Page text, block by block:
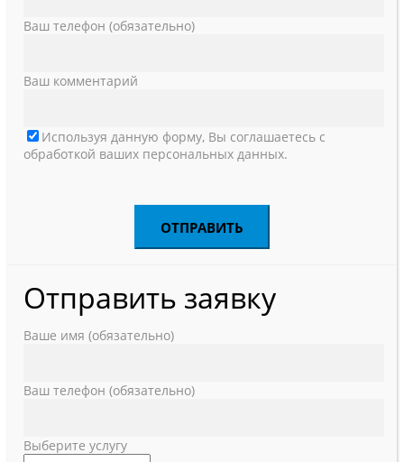
Ваш телефон (обязательно)
Ваш комментарий
Используя данную форму, Вы соглашаетесь с
обработкой ваших персональных данных.
Отправить заявку
Ваше имя (обязательно)
Ваш телефон (обязательно)
Выберите услугу